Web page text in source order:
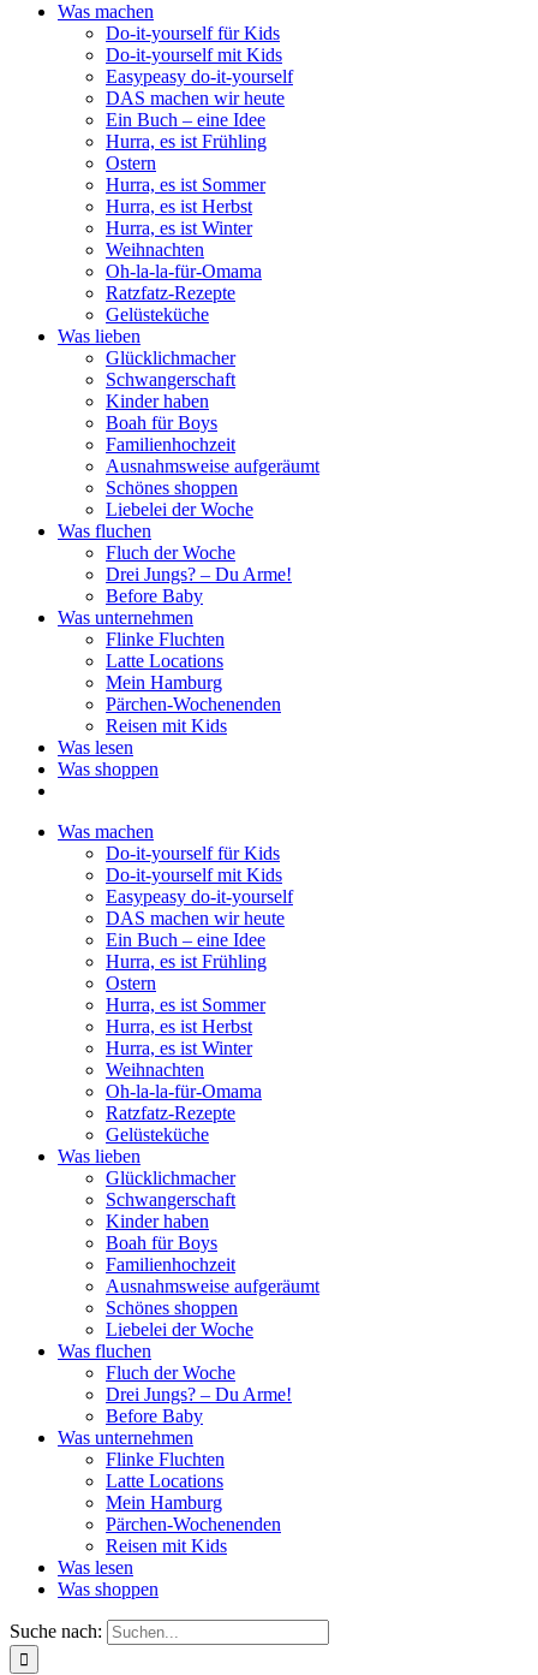
Was machen
Do-it-yourself für Kids
Do-it-yourself mit Kids
Easypeasy do-it-yourself
DAS machen wir heute
Ein Buch – eine Idee
Hurra, es ist Frühling
Ostern
Hurra, es ist Sommer
Hurra, es ist Herbst
Hurra, es ist Winter
Weihnachten
Oh-la-la-für-Omama
Ratzfatz-Rezepte
Gelüsteküche
Was lieben
Glücklichmacher
Schwangerschaft
Kinder haben
Boah für Boys
Familienhochzeit
Ausnahmsweise aufgeräumt
Schönes shoppen
Liebelei der Woche
Was fluchen
Fluch der Woche
Drei Jungs? – Du Arme!
Before Baby
Was unternehmen
Flinke Fluchten
Latte Locations
Mein Hamburg
Pärchen-Wochenenden
Reisen mit Kids
Was lesen
Was shoppen
Was machen
Do-it-yourself für Kids
Do-it-yourself mit Kids
Easypeasy do-it-yourself
DAS machen wir heute
Ein Buch – eine Idee
Hurra, es ist Frühling
Ostern
Hurra, es ist Sommer
Hurra, es ist Herbst
Hurra, es ist Winter
Weihnachten
Oh-la-la-für-Omama
Ratzfatz-Rezepte
Gelüsteküche
Was lieben
Glücklichmacher
Schwangerschaft
Kinder haben
Boah für Boys
Familienhochzeit
Ausnahmsweise aufgeräumt
Schönes shoppen
Liebelei der Woche
Was fluchen
Fluch der Woche
Drei Jungs? – Du Arme!
Before Baby
Was unternehmen
Flinke Fluchten
Latte Locations
Mein Hamburg
Pärchen-Wochenenden
Reisen mit Kids
Was lesen
Was shoppen
Suche nach: